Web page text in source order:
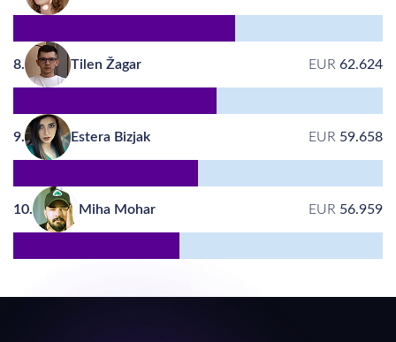
8. Tilen Žagar EUR 62.624
9. Estera Bizjak EUR 59.658
10. Miha Mohar EUR 56.959